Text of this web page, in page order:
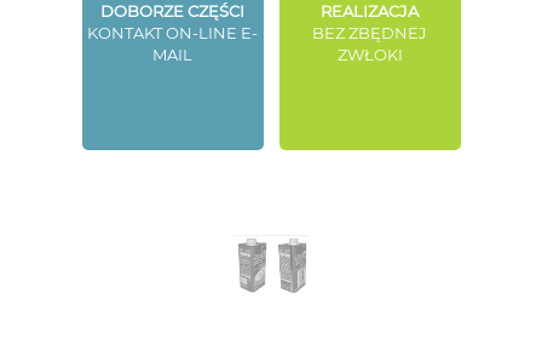
DOBORZE CZĘŚCI
KONTAKT ON-LINE E-
MAIL
REALIZACJA
BEZ ZBĘDNEJ
ZWŁOKI